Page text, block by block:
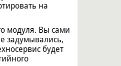
на
модуля. Вы сами
задумывались,
будет